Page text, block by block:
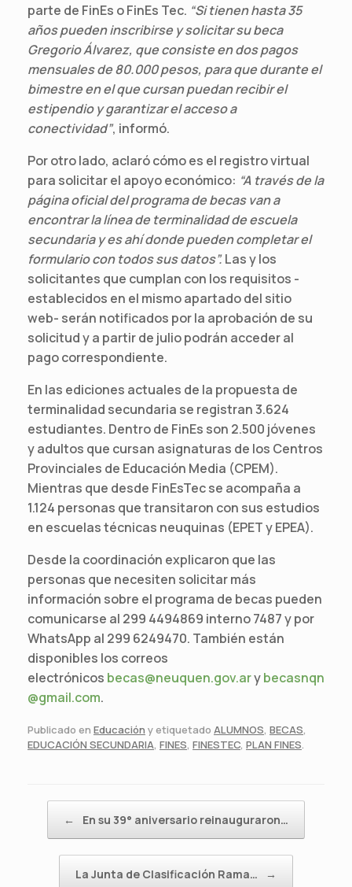
parte de FinEs o FinEs Tec. “Si tienen hasta 35
años pueden inscribirse y solicitar su beca
Gregorio Álvarez, que consiste en dos pagos
mensuales de 80.000 pesos, para que durante el
bimestre en el que cursan puedan recibir el
estipendio y garantizar el acceso a
conectividad”, informó.
Por otro lado, aclaró cómo es el registro virtual
para solicitar el apoyo económico: “A través de la
página oficial del programa de becas van a
encontrar la línea de terminalidad de escuela
secundaria y es ahí donde pueden completar el
formulario con todos sus datos”.Las y los
solicitantes que cumplan con los requisitos -
establecidos en el mismo apartado del sitio
web- serán notificados por la aprobación de su
solicitud y a partir de julio podrán acceder al
pago correspondiente.
En las ediciones actuales de la propuesta de
terminalidad secundaria se registran 3.624
estudiantes. Dentro de FinEs son 2.500 jóvenes
y adultos que cursan asignaturas de los Centros
Provinciales de Educación Media (CPEM).
Mientras que desde FinEsTec se acompaña a
1.124 personas que transitaron con sus estudios
en escuelas técnicas neuquinas (EPET y EPEA).
Desde la coordinación explicaron que las
personas que necesiten solicitar más
información sobre el programa de becas pueden
comunicarse al 299 4494869 interno 7487 y por
WhatsApp al 299 6249470. También están
disponibles los correos
electrónicos becas@neuquen.gov.arybecasnqn
@gmail.com.
Publicado en Educación y etiquetado ALUMNOS, BECAS,
EDUCACIÓN SECUNDARIA, FINES, FINESTEC, PLAN FINES.
← En su 39° aniversario reinauguraron…
La Junta de Clasificación Rama… →